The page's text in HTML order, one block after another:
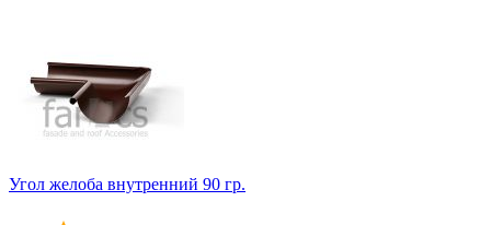
Угол желоба внутренний 90 гр.